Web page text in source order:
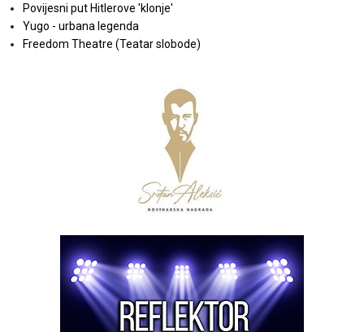
Povijesni put Hitlerove 'klonje'
Yugo - urbana legenda
Freedom Theatre (Teatar slobode)